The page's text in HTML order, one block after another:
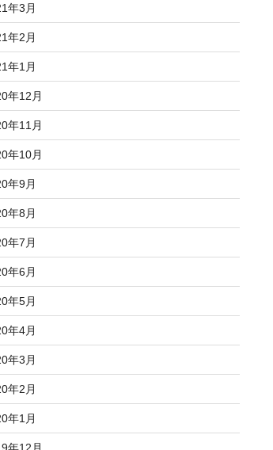
年3月
年2月
年1月
年12月
年11月
年10月
年9月
年8月
年7月
年6月
年5月
年4月
年3月
年2月
年1月